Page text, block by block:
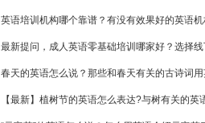
英语培训机构哪个靠谱？有没有效果好的英语机